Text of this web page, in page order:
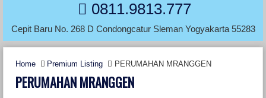
0811.9813.777
Cepit Baru No. 268 D Condongcatur Sleman Yogyakarta 55283
Home Premium Listing PERUMAHAN MRANGGEN
PERUMAHAN MRANGGEN